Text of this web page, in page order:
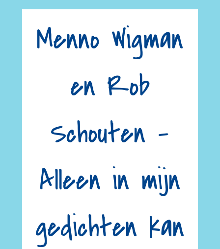
Menno Wigman
en Rob
Schouten –
Alleen in mijn
gedichten kan